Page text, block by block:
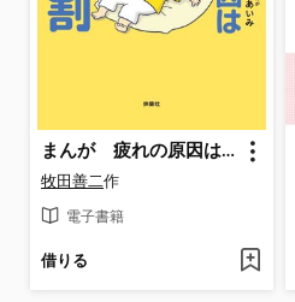
まんが 疲れの原因は糖が9割 健康診断ではみつからない不調の正体
牧田善二作
電子書籍
借りる